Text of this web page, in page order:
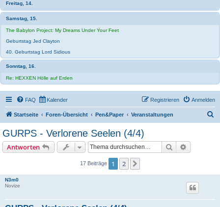
Freitag, 14.
Samstag, 15.
The Babylon Project: My Dreams Under Your Feet
Geburtstag Jed Clayton
40. Geburtstag Lord Sidious
Sonntag, 16.
Re: HEXXEN Hölle auf Erden
FAQ Kalender Anmelden
Registrieren
Startseite Foren-Übersicht Pen&Paper Veranstaltungen
GURPS - Verlorene Seelen (4/4)
Antworten Suche
17 Beiträge 1 2
N3m0
Novize